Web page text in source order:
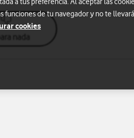
nada
de tu navegador y no te
cookies